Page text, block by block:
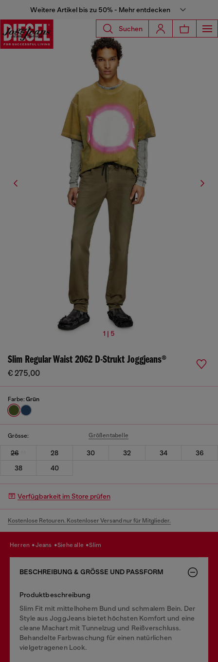
Weitere Artikel bis zu 50% - Mehr entdecken
Suchen
1 | 5
Slim Regular Waist 2062 D-Strukt Joggjeans®
€ 275,00
Farbe: Grün
Grösse: Größentabelle
26 28 30 32 34
36
38
40
Verfügbarkeit im Store prüfen
Kostenlose Retouren. Kostenloser Versand nur für Mitglieder.
herren jeans siehe alle slim
BESCHREIBUNG & GRÖSSE UND PASSFORM
Produktbeschreibung
Slim Fit mit mittelhohem Bund und schmalem Bein. Der
Style aus JoggJeans bietet höchsten Komfort und eine
cleane Machart mit Tunnelzug und Reißverschluss.
Behandelte Farbwaschung für einen natürlichen
vielgetragenen Look.